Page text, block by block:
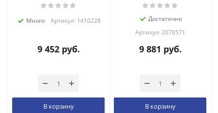
Много Артикул: 1410228
9 452руб.
В корзину
Достаточно
Артикул: 2076571
9 881 руб.
В корзину